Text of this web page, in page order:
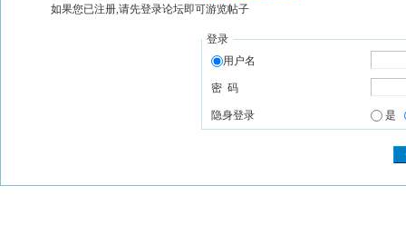
如果您已注册,请先登录论坛即可游览帖子
登录
用户名
密 码
隐身登录 是